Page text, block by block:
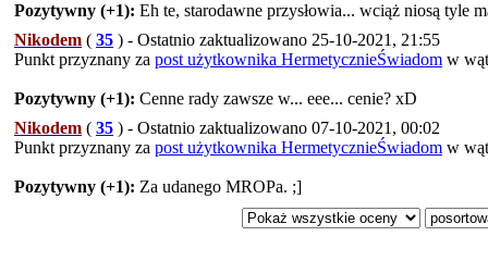
Pozytywny (+1): Eh te, starodawne przysłowia... wciąż niosą tyle
Nikodem ( 35 ) - Ostatnio zaktualizowano 25-10-2021, 21:55
Punkt przyznany za post użytkownika HermetycznieŚwiadom w
Pozytywny (+1): Cenne rady zawsze w... eee... cenie? xD
Nikodem ( 35 ) - Ostatnio zaktualizowano 07-10-2021, 00:02
Punkt przyznany za post użytkownika HermetycznieŚwiadom w
Pozytywny (+1): Za udanego MROPa. ;]